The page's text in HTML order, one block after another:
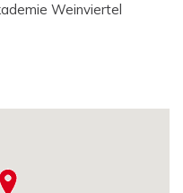
Weinviertel